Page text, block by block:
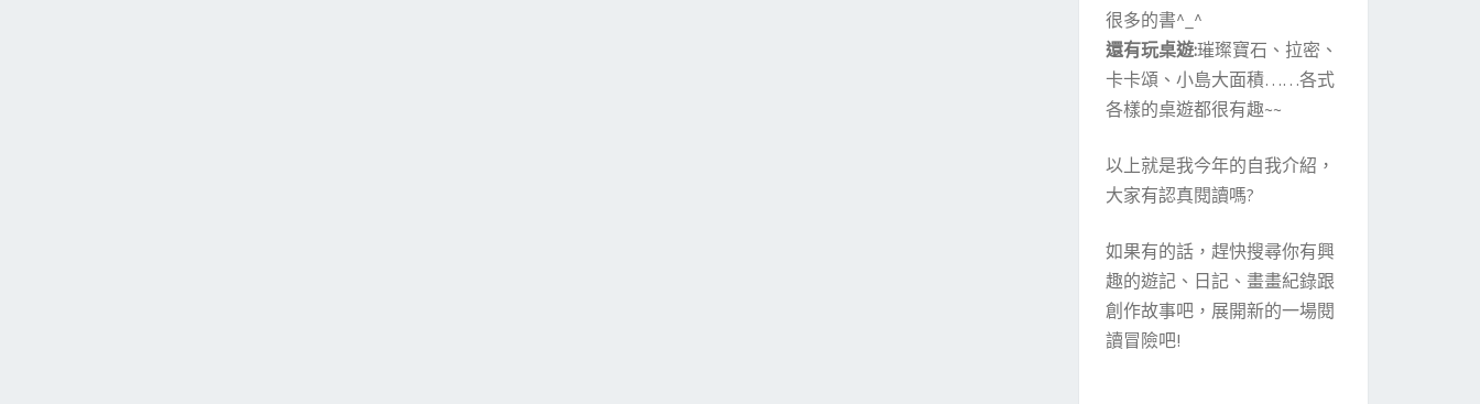
很多的書^_^
還有玩桌遊:璀璨寶石、拉密、
卡卡頌、小島大面積……各式
各樣的桌遊都很有趣~~
以上就是我今年的自我介紹，
大家有認真閱讀嗎?
如果有的話，趕快搜尋你有興
趣的遊記、日記、畫畫紀錄跟
創作故事吧，展開新的一場閱
讀冒險吧!